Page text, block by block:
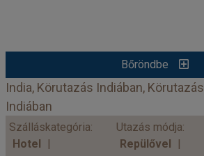
Bőröndbe
India, Körutazás Indiában, Körutazás
Indiában
Szálláskategória:
Hotel
Utazás módja:
Repülővel